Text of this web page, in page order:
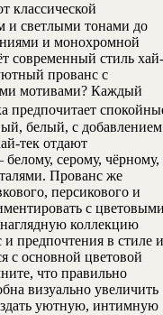
классической
и светлыми тонами до
и монохромной
современный стиль хай-
прованс с
мотивами? Каждый
предпочитает
белый, с добавлением
тек отдают
серому, чёрному,
Прованс же
персикового и
с
коллекцию
предпочтения в стиле и
с основной цветовой
что правильно
визуально увеличить
уютную, интимную